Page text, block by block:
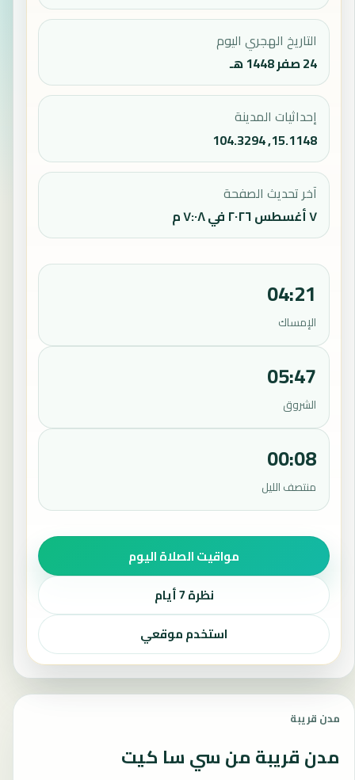
التاريخ الهجري اليوم
24 صفر 1448 هـ
إحداثيات المدينة
15.1148, 104.3294
آخر تحديث الصفحة
٧ أغسطس ٢٠٢٦ في ٧:٠٨ م
04:21
الإمساك
05:47
الشروق
00:08
منتصف الليل
مواقيت الصلاة اليوم
نظرة 7 أيام
استخدم موقعي
مدن قريبة
مدن قريبة من سي سا كيت